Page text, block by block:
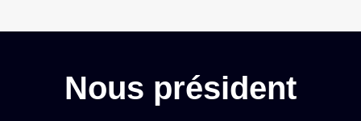
Nous président